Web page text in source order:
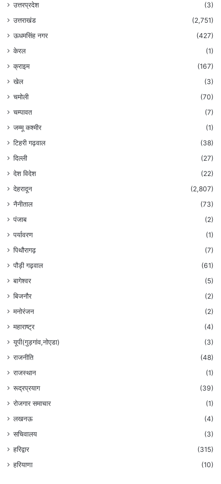
उत्तरप्रदेश
(3)
उत्तराखंड
(2,751)
ऊधमसिंह नगर
(427)
केरल
(1)
क्राइम
(167)
खेल
(3)
चमोली
(70)
चम्पावत
(7)
जम्मू कश्मीर
(1)
टिहरी गढ़वाल
(38)
दिल्ली
(27)
देश विदेश
(22)
देहरादून
(2,807)
नैनीताल
(73)
पंजाब
(2)
पर्यावरण
(1)
पिथौरागढ़
(7)
पौड़ी गढ़वाल
(61)
बागेश्वर
(5)
बिजनौर
(2)
मनोरंजन
(2)
महाराष्ट्र
(4)
यूपी(गुड़गांव,नोएडा)
(3)
राजनीति
(48)
राजस्थान
(1)
रूद्रप्रयाग
(39)
रोजगार समाचार
(1)
लखनऊ
(4)
सचिवालय
(3)
हरिद्वार
(315)
हरियाणा
(10)